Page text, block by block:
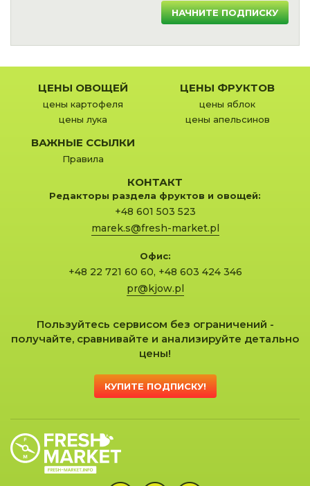
НАЧНИТЕ ПОДПИСКУ
ЦЕНЫ ОВОЩЕЙ
цены картофеля
цены лука
ЦЕНЫ ФРУКТОВ
цены яблок
цены апельсинов
ВАЖНЫЕ ССЫЛКИ
Правила
КОНТАКТ
Редакторы раздела фруктов и овощей:
+48 601 503 523
marek.s@fresh-market.pl
Офис:
+48 22 721 60 60, +48 603 424 346
pr@kjow.pl
Пользуйтесь сервисом без ограничений -
получайте, сравнивайте и анализируйте детально
цены!
КУПИТЕ ПОДПИСКУ!